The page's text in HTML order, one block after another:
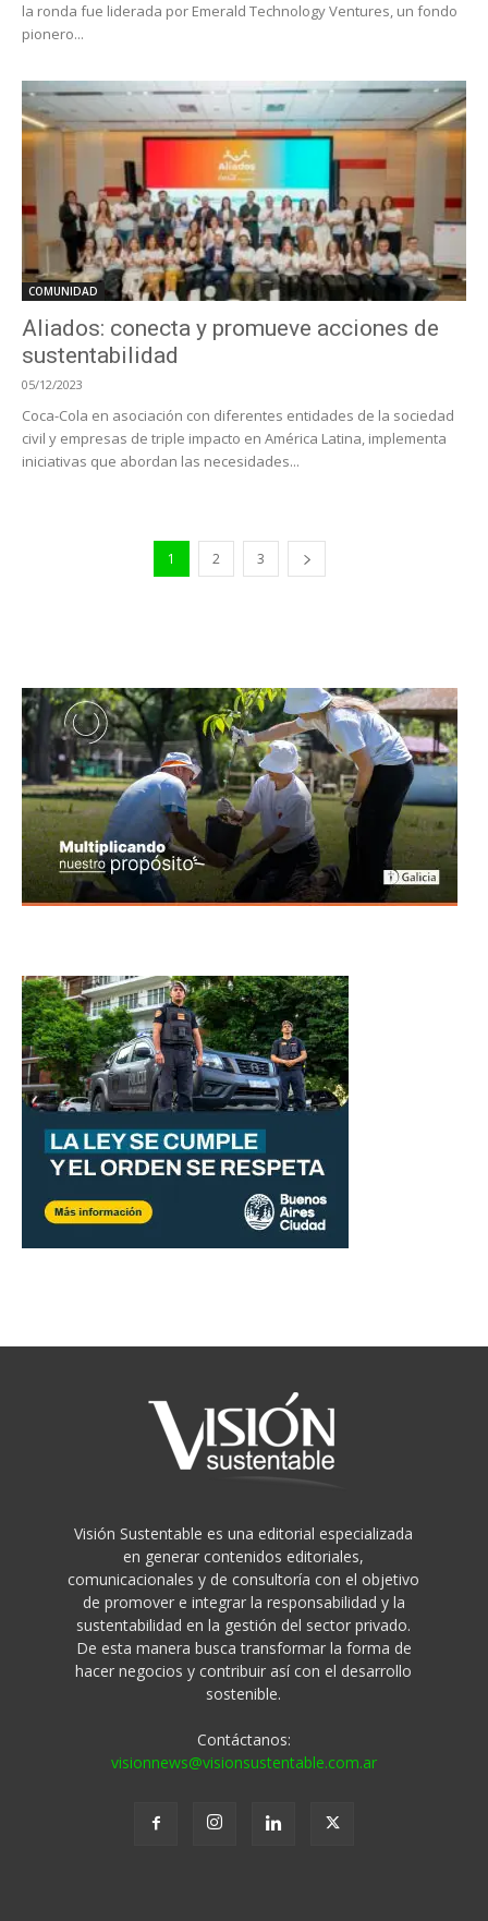
la ronda fue liderada por Emerald Technology Ventures, un fondo
pionero...
COMUNIDAD
Aliados: conecta y promueve acciones de
sustentabilidad
05/12/2023
Coca-Cola en asociación con diferentes entidades de la sociedad
civil y empresas de triple impacto en América Latina, implementa
iniciativas que abordan las necesidades...
1 2 3
Visión Sustentable es una editorial especializada
en generar contenidos editoriales,
comunicacionales y de consultoría con el objetivo
de promover e integrar la responsabilidad y la
sustentabilidad en la gestión del sector privado.
De esta manera busca transformar la forma de
hacer negocios y contribuir así con el desarrollo
sostenible.
Contáctanos:
visionnews@visionsustentable.com.ar